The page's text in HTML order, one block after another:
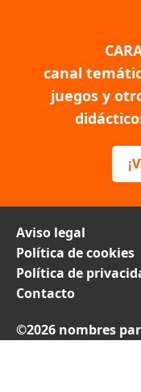
canal
juegos y
Aviso legal
Política de cookies
Política de
Contacto
©2026 nombres